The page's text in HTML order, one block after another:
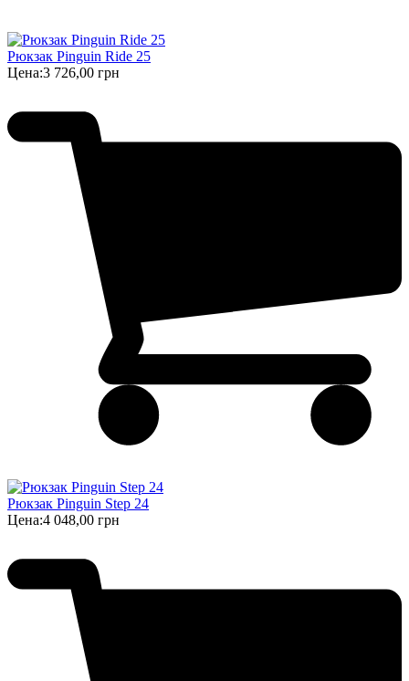
Рюкзак Pinguin Ride 25
Цена:3 726,00 грн
Рюкзак Pinguin Step 24
Цена:4 048,00 грн